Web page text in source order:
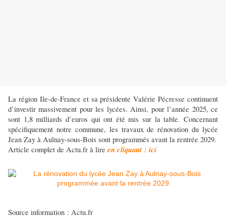
La région Ile-de-France et sa présidente Valérie Pécresse continuent
d’investir massivement pour les lycées. Ainsi, pour l’année 2025, ce
sont 1,8 milliards d’euros qui ont été mis sur la table. Concernant
spécifiquement notre commune, les travaux de rénovation du lycée
Jean Zay à Aulnay-sous-Bois sont programmés avant la rentrée 2029.
Article complet de Actu.fr à lire en cliquant : ici
Source information : Actu.fr